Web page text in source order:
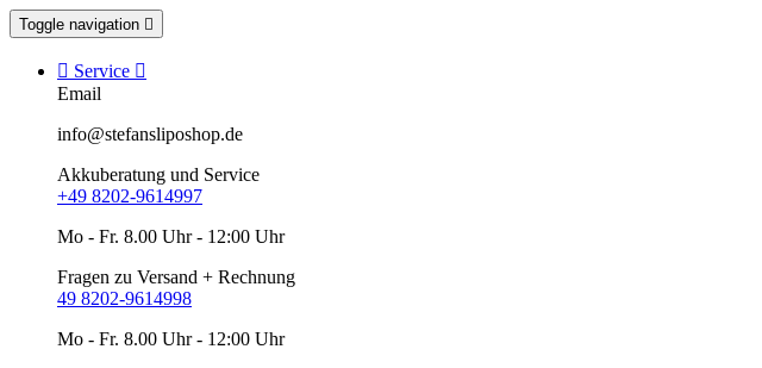
Toggle navigation 
 Service 
Email
info@stefansliposhop.de
Akkuberatung und Service
+49 8202-9614997
Mo - Fr. 8.00 Uhr - 12:00 Uhr
Fragen zu Versand + Rechnung
49 8202-9614998
Mo - Fr. 8.00 Uhr - 12:00 Uhr